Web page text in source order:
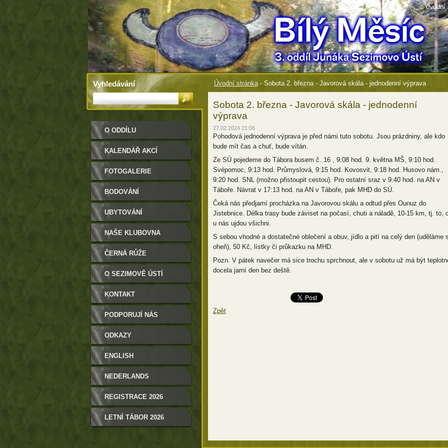
Úvodní stránka - Sobota 2. března - Javorová skála - jednodenní výprava
Sobota 2. března - Javorová skála - jednodenní
výprava
27.02.2024 21:06
Pohodová jednodenní výprava je před námi tuto sobotu. Jsou prázdniny, ale kdo
bude mít čas a chuť, bude vítán.
Ze SÚ pojedeme do Tábora busem č. 16 , 9:08 hod. 9. května MŠ, 9:10 hod.
Svépomoc, 9:13 hod. Průmyslová, 9:15 hod. Kovosvit, 9:18 hod. Husovo nám.,
9:20 hod. SNL (možno přistoupit cestou). Pro ostatní sraz v 9:40 hod. na AN v
Táboře. Návrat v 17:13 hod. na AN v Táboře, pak MHD do SÚ.
Čeká nás předjarní procházka na Javorovou skálu a odtud přes Ounuz do
Jistebnice. Délka trasy bude záviset na počasí, chuti a náladě, 10-15 km, tj. to,
u nás ujdou všichni.
S sebou vhodné a dostatečné oblečení a obuv, jídlo a pití na celý den (uděláme
oheň), 50 Kč, lístky či průkazku na MHD.
Pozn. V pátek navečer má sice trochu sprchnout, ale v sobotu už má být
docela jarní den bez deště.
Zpět
O ODDÍLU
KALENDÁŘ AKCÍ
FOTOGALERIE
BODOVÁNÍ
UBYTOVÁNÍ
NAŠE KLUBOVNA
ČERNÁ RŮŽE
O SEZIMOVĚ ÚSTÍ
KONTAKT
PODPORUJÍ NÁS
ODKAZY
ENGLISH
NEDERLANDS
REGISTRACE 2026
LETNÍ TÁBOR 2026
Vyhledávání
úvodní